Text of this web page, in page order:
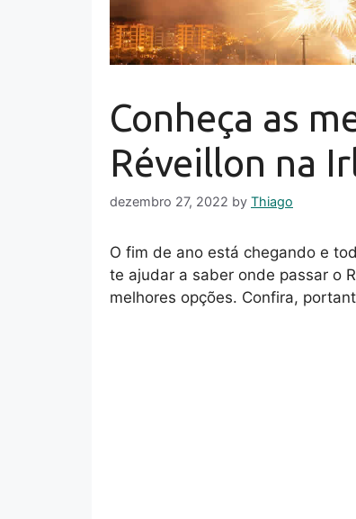
Conheça as
Réveillon na
dezembro 27, 2022 by Thiago
O fim de ano está chegando e
te ajudar a saber onde passar o
melhores opções. Confira,